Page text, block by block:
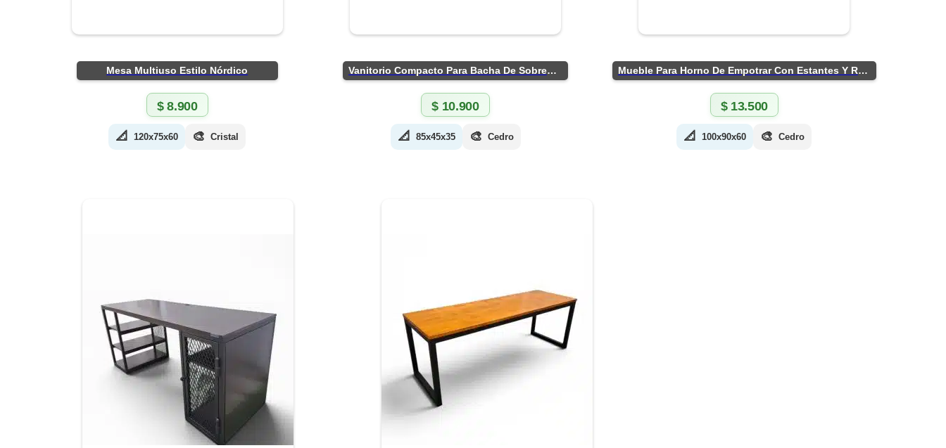
Mesa Multiuso Estilo Nórdico
$8.900
📐 120x75x60 🎨 Cristal
Vanitorio Compacto Para Bacha De Sobreponer
$10.900
📐 85x45x35 🎨 Cedro
Mueble Para Horno De Empotrar Con Estantes Y Ruedas
$13.500
📐 100x90x60 🎨 Cedro